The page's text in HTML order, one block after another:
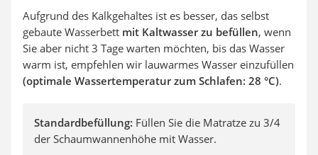
Aufgrund des Kalkgehaltes ist es besser, das selbst
gebaute Wasserbett mit Kaltwasser zu befüllen, wenn
Sie aber nicht 3 Tage warten möchten, bis das Wasser
warm ist, empfehlen wir lauwarmes Wasser einzufüllen
(optimale Wassertemperatur zum Schlafen: 28 °C).
Standardbefüllung: Füllen Sie die Matratze zu 3/4
der Schaumwannenhöhe mit Wasser.